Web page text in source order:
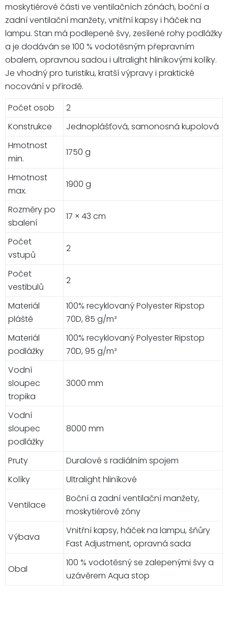
moskytiérové části ve ventilačních zónách, boční a
zadní ventilační manžety, vnitřní kapsy i háček na
lampu. Stan má podlepené švy, zesílené rohy podlážky
a je dodáván se 100 % vodotěsným přepravním
obalem, opravnou sadou i ultralight hliníkovými kolíky.
Je vhodný pro turistiku, kratší výpravy i praktické
nocování v přírodě.
Počet osob
2
Konstrukce
Jednoplášťová, samonosná kupolová
Hmotnost
min.
1750 g
Hmotnost
max.
1900 g
Rozměry po
sbalení
17 × 43 cm
Počet
vstupů
2
Počet
vestibulů
2
Materiál
pláště
100% recyklovaný Polyester Ripstop
70D, 85 g/m²
Materiál
podlážky
100% recyklovaný Polyester Ripstop
70D, 95 g/m²
Vodní
sloupec
tropika
3000 mm
Vodní
sloupec
podlážky
8000 mm
Pruty
Duralové s radiálním spojem
Kolíky
Ultralight hliníkové
Ventilace
Boční a zadní ventilační manžety,
moskytiérové zóny
Výbava
Vnitřní kapsy, háček na lampu, šňůry
Fast Adjustment, opravná sada
Obal
100 % vodotěsný se zalepenými švy a
uzávěrem Aqua stop